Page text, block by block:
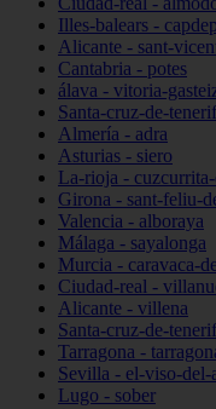
Illes-balears -
Alicante - sant-
Cantabria - potes
álava - vitoria-
Santa-cruz-de-
Almería - adra
Asturias - siero
La-rioja -
Girona - sant-feliu-
Valencia - alboraya
Málaga - sayalonga
Murcia - caravaca-
Ciudad-real -
Alicante - villena
Santa-cruz-de-
Tarragona -
Sevilla - el-viso-del-
Lugo - sober